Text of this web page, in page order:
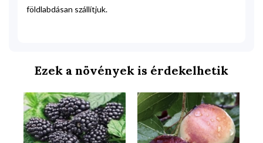
földlabdásan szállítjuk.
Ezek a növények is érdekelhetik